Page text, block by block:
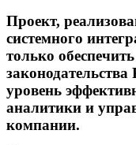
Проект,
системного
только
уровень
аналитики и
компании.